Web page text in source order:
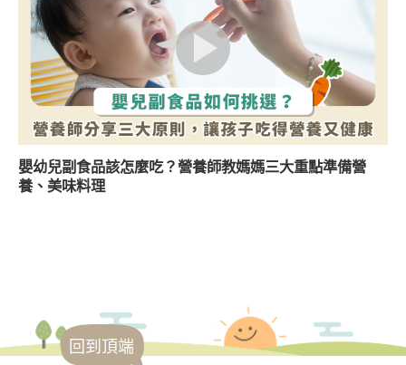
嬰幼兒副食品該怎麼吃？營養師教媽媽三大重點準備營
養、美味料理
回到頂端